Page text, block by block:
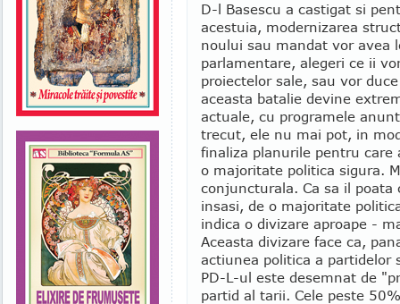
D-l Basescu a castigat si
acestuia, modernizarea
noului sau mandat vor avea
parlamentare, alegeri ce ii
proiectelor sale, sau vor
aceasta batalie devine
actuale, cu programele
trecut, ele nu mai pot, in
finaliza planurile pentru care
o majoritate politica sigura.
conjuncturala. Ca sa il poata
insasi, de o majoritate
indica o divizare aproape -
Aceasta divizare face ca,
actiunea politica a partidelor
PD-L-ul este desemnat de
partid al tarii. Cele peste